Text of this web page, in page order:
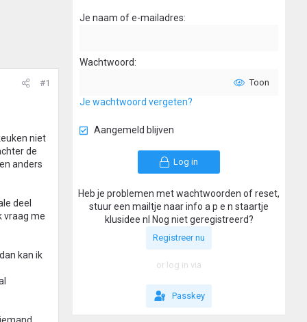
#1
niet
de
anders
deel
vraag me
kan ik
Je naam of e-mailadres
Wachtwoord
Toon
Je wachtwoord vergeten?
Aangemeld blijven
Log in
Heb je problemen met wachtwoorden of reset,
stuur een mailtje naar info a p e n staartje
klusidee nl Nog niet geregistreerd?
Registreer nu
or log in via
Passkey